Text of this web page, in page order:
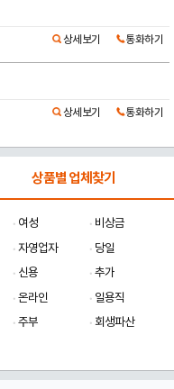
상세보기 통화하기
상세보기 통화하기
상품별 업체찾기
여성
비상금
자영업자
당일
신용
추가
온라인
일용직
주부
회생파산